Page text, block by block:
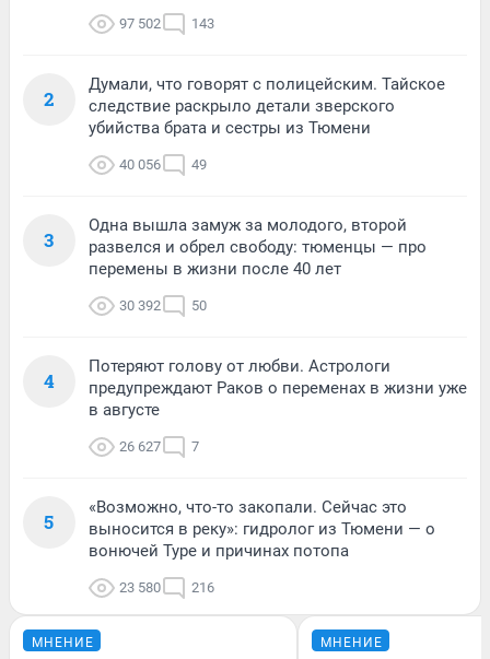
97 502 143
2
Думали, что говорят с полицейским. Тайское
следствие раскрыло детали зверского
убийства брата и сестры из Тюмени
40 056 49
3
Одна вышла замуж за молодого, второй
развелся и обрел свободу: тюменцы — про
перемены в жизни после 40 лет
30 392 50
4
Потеряют голову от любви. Астрологи
предупреждают Раков о переменах в жизни уже
в августе
26 627 7
5
«Возможно, что-то закопали. Сейчас это
выносится в реку»: гидролог из Тюмени — о
вонючей Туре и причинах потопа
23 580 216
МНЕНИЕ МНЕНИЕ